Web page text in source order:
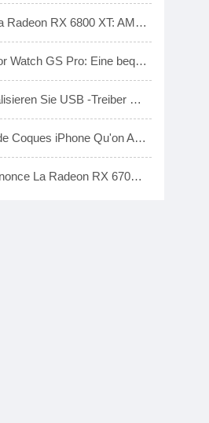
Test de la Radeon RX 6800 XT: AMD A ENFIN UNE Carte 3D Qui Tient Tête Aux Geforce RTX de Nvidia
Die Honor Watch GS Pro: Eine bequeme digitale Möglichkeit, Ihre Übung zu verfolgen
So aktualisieren Sie USB -Treiber unter Windows 10 (automatisch und manuell)
7 Idées de Coques iPhone Qu'on Adore
AMD Annonce La Radeon RX 6700 XT, SA Nouvelle Carte Graphique jouer à Fond EN 1440p